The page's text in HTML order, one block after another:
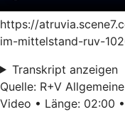
https://
im-mittelstand-ruv-
Transkript anzeigen
Quelle: R+V
Video • Länge: 02:00